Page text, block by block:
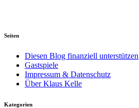
Seiten
Diesen Blog finanziell unterstützen
Gastspiele
Impressum & Datenschutz
Über Klaus Kelle
Kategorien